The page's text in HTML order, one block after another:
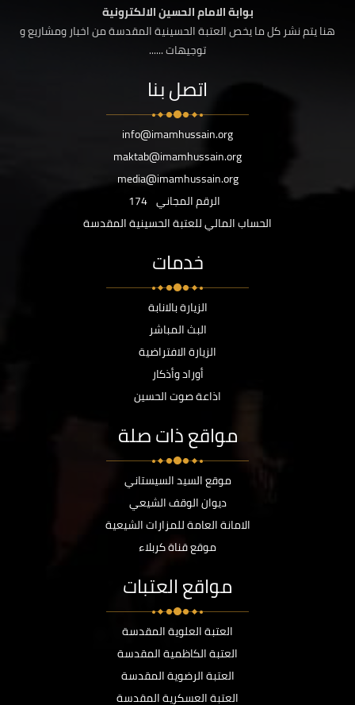
بوابة الامام الحسين الالكترونية
هنا يتم نشر كل ما يخص العتبة الحسينية المقدسة من اخبار ومشاريع و
توجيهات ......
اتصل بنا
info@imamhussain.org
maktab@imamhussain.org
media@imamhussain.org
الرقم المجاني 174
الحساب المالي للعتبة الحسينية المقدسة
خدمات
الزيارة بالانابة
البث المباشر
الزيارة الافتراضية
أوراد وأذكار
اذاعة صوت الحسين
مواقع ذات صلة
موقع السيد السيستاني
ديوان الوقف الشيعي
الامانة العامة للمزارات الشيعية
موقع قناة كربلاء
مواقع العتبات
العتبة العلوية المقدسة
العتبة الكاظمية المقدسة
العتبة الرضوية المقدسة
العتبة العسكرية المقدسة